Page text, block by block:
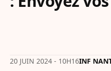
20 JUIN 2024 - 10H16INF